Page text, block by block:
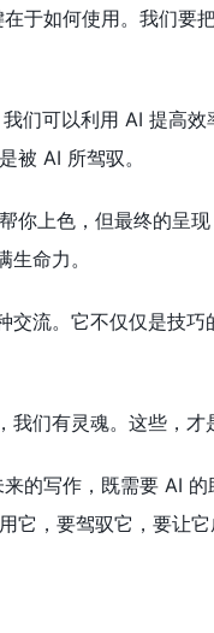
于如何使用。我们
们可以利用 AI 提高
被 AI 所驾驭。
你上色，但最终的呈
命力。
流。它不仅仅是技
们有灵魂。这些，
的写作，既需要 AI
它，要驾驭它，要让